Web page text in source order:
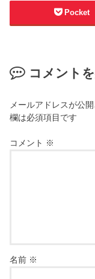
Pocket
コメント
メールアドレスが公
欄は必須項目です
コメント ※
名前 ※